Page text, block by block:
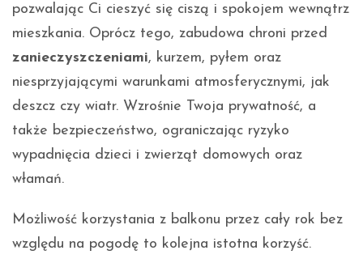
pozwalając Ci cieszyć się ciszą i spokojem wewnątrz
mieszkania. Oprócz tego, zabudowa chroni przed
zanieczyszczeniami, kurzem, pyłem oraz
niesprzyjającymi warunkami atmosferycznymi, jak
deszcz czy wiatr. Wzrośnie Twoja prywatność, a
także bezpieczeństwo, ograniczając ryzyko
wypadnięcia dzieci i zwierząt domowych oraz
włamań.
Możliwość korzystania z balkonu przez cały rok bez
względu na pogodę to kolejna istotna korzyść.